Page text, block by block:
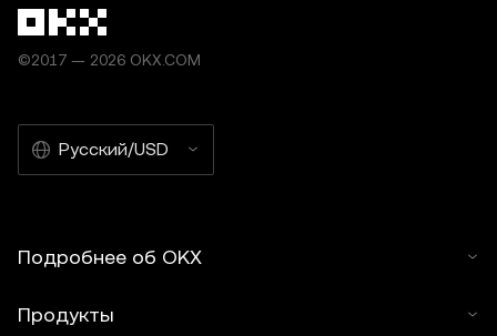
©2017 — 2026 OKX.COM
Русский/USD
Подробнее об OKX
Продукты